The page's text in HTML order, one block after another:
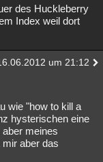
des Huckleberry
Index weil dort
um 21:12
wie "how to kill a
hysterischen eine
meines
aber das